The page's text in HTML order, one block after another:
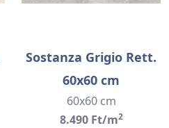
Sostanza Grigio Rett.
60x60 cm
60x60 cm
8.490 Ft/m2